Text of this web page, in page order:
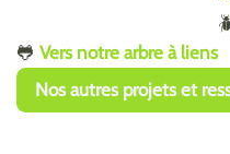
🐸 Vers notre arbre à liens
Nos autres projets et